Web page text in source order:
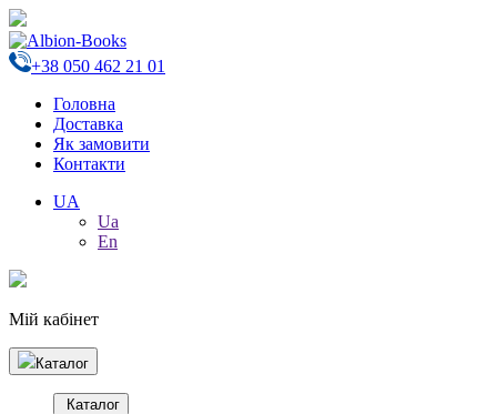
+38 050 462 21 01
Головна
Доставка
Як замовити
Контакти
UA
Ua
En
Мій кабінет
Каталог
Каталог